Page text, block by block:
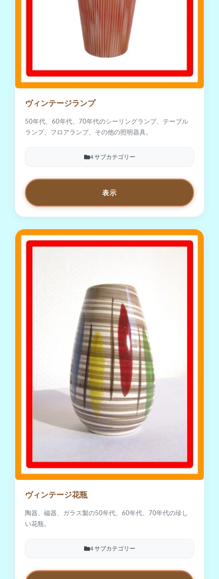
ヴィンテージランプ
50年代、60年代、70年代のシーリングランプ、テーブル
ランプ、フロアランプ、その他の照明器具。
4 サブカテゴリー
表示
ヴィンテージ花瓶
陶器、磁器、ガラス製の50年代、60年代、70年代の珍し
い花瓶。
4 サブカテゴリー